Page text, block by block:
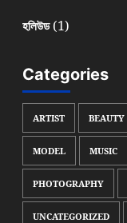
হলিউড(1)
Categories
ARTIST BEAUTY
MODEL MUSIC
PHOTOGRAPHY
UNCATEGORIZED